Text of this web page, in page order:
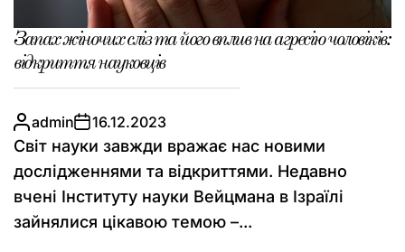
Запах жіночих сліз та його вплив на агресію чоловіків:
відкриття науковців
admin 16.12.2023
Світ науки завжди вражає нас новими
дослідженнями та відкриттями. Недавно
вчені Інституту науки Вейцмана в Ізраїлі
зайнялися цікавою темою –...